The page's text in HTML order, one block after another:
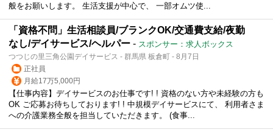
般をお願いします。 生活支援が中心で、 一部オムツ使...
「資格不問」生活相談員/ブランクOK/交通費支給/夜勤
なし/デイサービス/ヘルパー - スポンサー：求人ボックス
つつじの里三角公園デイサービス - 群馬県 板倉町 - 8月7日
正社員
月給17万5,000円
【仕事内容】デイサービスのお仕事です! ! 資格のない方や未経験の方も
OK ご応募お待ちしております! ! 中規模デイサービスにて、 利用者さま
への介護業務全般を担当していただきます。 (食事...